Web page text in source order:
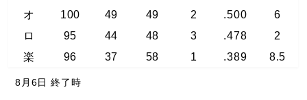
オ
100 49 49 2 .500
6
ロ
95 44 48 3 .478
2
楽
96 37 58 1 .389 8.5
8月6日 終了時